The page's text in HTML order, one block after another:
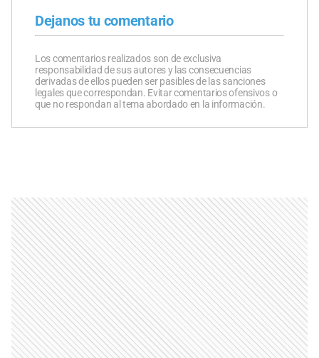
Dejanos tu comentario
Los comentarios realizados son de exclusiva
responsabilidad de sus autores y las consecuencias
derivadas de ellos pueden ser pasibles de las sanciones
legales que correspondan. Evitar comentarios ofensivos o
que no respondan al tema abordado en la información.